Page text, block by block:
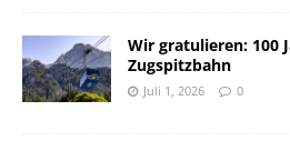
Wir gratulieren: 100
Zugspitzbahn
Juli 1, 2026 0